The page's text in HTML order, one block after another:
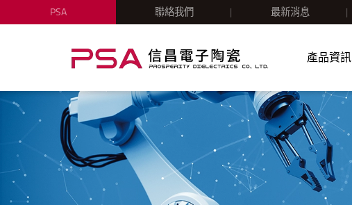
PSA 聯絡我們 最新消息
產品資訊